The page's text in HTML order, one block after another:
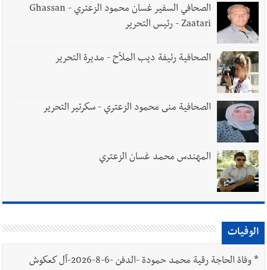
الصحافي السفير غسان محمود الزعتري - Ghassan
Zaatari - رئيس التحرير
الصحافية رئيفة ديب الملاّح - مديرة التحرير
الصحافية منى محمود الزعتري - سكرتير التحرير
المهندس محمد غسان الزعتري
الوفيات
*
وفاة الحاجة رقية محمد حمودة -الدفن -6-8-2026-آل كعكوش